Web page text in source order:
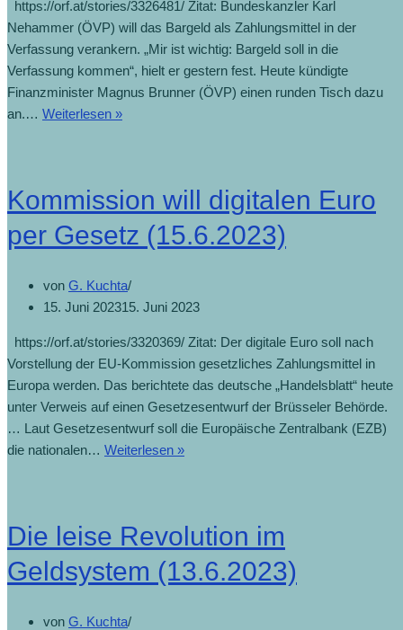
https://orf.at/stories/3326481/ Zitat: Bundeskanzler Karl
Nehammer (ÖVP) will das Bargeld als Zahlungsmittel in der
Verfassung verankern. „Mir ist wichtig: Bargeld soll in die
Verfassung kommen“, hielt er gestern fest. Heute kündigte
Finanzminister Magnus Brunner (ÖVP) einen runden Tisch dazu
an.… Weiterlesen »
Kommission will digitalen Euro
per Gesetz (15.6.2023)
von G. Kuchta
15. Juni 202315. Juni 2023
https://orf.at/stories/3320369/ Zitat: Der digitale Euro soll nach
Vorstellung der EU-Kommission gesetzliches Zahlungsmittel in
Europa werden. Das berichtete das deutsche „Handelsblatt“ heute
unter Verweis auf einen Gesetzesentwurf der Brüsseler Behörde.
… Laut Gesetzesentwurf soll die Europäische Zentralbank (EZB)
die nationalen… Weiterlesen »
Die leise Revolution im
Geldsystem (13.6.2023)
von G. Kuchta